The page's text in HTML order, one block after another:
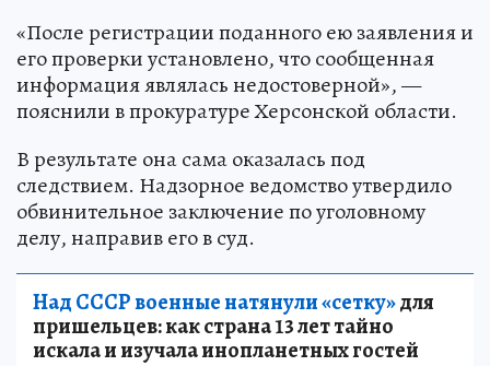
«После регистрации поданного ею заявления и
его проверки установлено, что сообщенная
информация являлась недостоверной», —
пояснили в прокуратуре Херсонской области.
В результате она сама оказалась под
следствием. Надзорное ведомство утвердило
обвинительное заключение по уголовному
делу, направив его в суд.
Над СССР военные натянули «сетку»для
пришельцев: как страна 13 лет тайно
искала и изучала инопланетных гостей